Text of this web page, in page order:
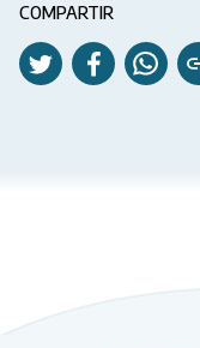
COMPARTIR